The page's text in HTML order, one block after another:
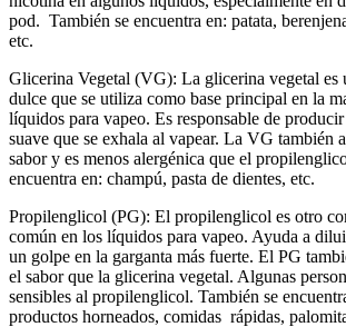
pod. También se encuentra en: patata,
etc.
Glicerina Vegetal (VG): La glicerina vegetal es
dulce que se utiliza como base principal en la
líquidos para vapeo. Es responsable de
suave que se exhala al vapear. La VG también
sabor y es menos alergénica que el
encuentra en: champú, pasta de dientes, etc.
Propilenglicol (PG): El propilenglicol es otro
común en los líquidos para vapeo. Ayuda a
un golpe en la garganta más fuerte. El PG
el sabor que la glicerina vegetal. Algunas
sensibles al propilenglicol. También se
productos horneados, comidas rápidas,